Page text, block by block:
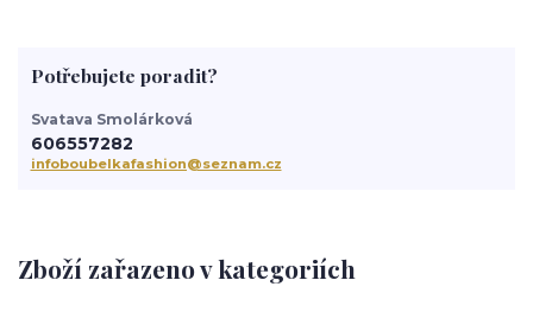
Zboží zařazeno v kategoriích
Potřebujete poradit?
Svatava Smolárková
606557282
infoboubelkafashion@seznam.cz